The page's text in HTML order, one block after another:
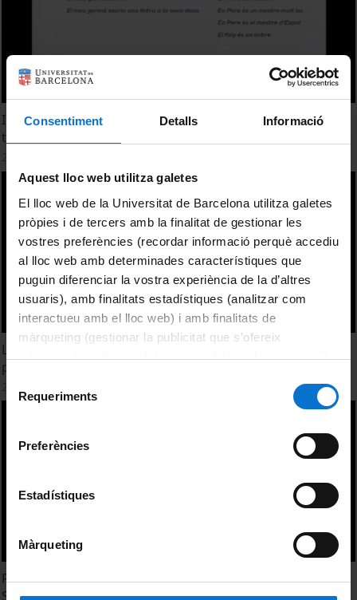
Consentiment Detalls Informació
Aquest lloc web utilitza galetes
El lloc web de la Universitat de Barcelona utilitza galetes
pròpies i de tercers amb la finalitat de gestionar les
vostres preferències (recordar informació perquè accediu
al lloc web amb determinades característiques que
puguin diferenciar la vostra experiència de la d’altres
usuaris), amb finalitats estadístiques (analitzar com
interactueu amb el lloc web) i amb finalitats de
màrqueting (gestionar la publicitat que s’ofereix
adequant-la en funció dels vostres hàbits de navegació).
consultar laPolítica de galetes del lloc web de la
de Requeriments
Preferències
Estadístiques
Màrqueting
Inacusativitat: precedents en la gramàtica catalana d'una
teoria de la (in)transitivitat
La integració de la coordinació en la teoria gramatical. La
proposta de Joan Solà en retrospectiva
Polaritat, concordança negativa i les reflexions de Joan
Solà sobre la negació en català